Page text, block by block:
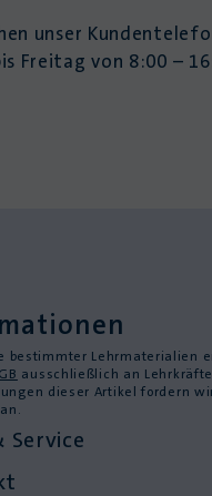
unser
Freitag von 8:00 –
bestimmter Lehrmaterialien
ausschließlich an
dieser Artikel fordern